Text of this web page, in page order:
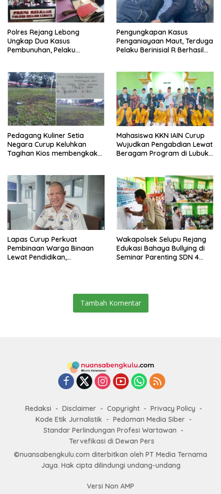
Polres Rejang Lebong
Ungkap Dua Kasus
Pembunuhan, Pelaku
Pengungkapan Kasus
Penganiayaan Maut, Terduga
Pelaku Berinisial R Berhasil
Pedagang Kuliner Setia
Negara Curup Keluhkan
Tagihan Kios membengkak
Mahasiswa KKN IAIN Curup
Wujudkan Pengabdian Lewat
Beragam Program di Lubuk
Lapas Curup Perkuat
Pembinaan Warga Binaan
Lewat Pendidikan,
Wakapolsek Selupu Rejang
Edukasi Bahaya Bullying di
Seminar Parenting SDN 4
Tambah Komentar
Redaksi Disclaimer Copyright
Privacy Policy
Kode Etik Jurnalistik
Pedoman Media Siber
Standar Perlindungan Profesi Wartawan
Tervefikasi di Dewan Pers
©nuansabengkulu.com diterbitkan oleh PT Media Ternama
Jaya. Hak cipta dilindungi undang-undang
Versi Non AMP